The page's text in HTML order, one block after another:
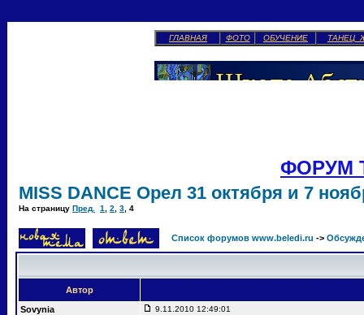
ГЛАВНАЯ ФОТО ОБУЧЕНИЕ ТАНЕЦ
ФОРУМ
MISS DANCE Орел 31 октября и 7
На страницу Пред. 1 2 3 4
Список форумов www.beledi.ru ->
Автор
Sovynia
9.11.2010 12:49:01